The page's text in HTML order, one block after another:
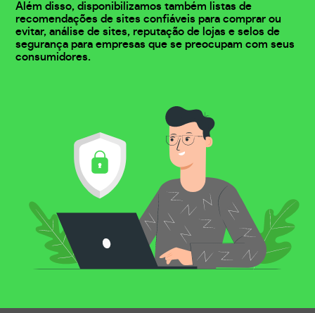
Além disso, disponibilizamos também listas de
recomendações de sites confiáveis para comprar ou
evitar, análise de sites, reputação de lojas e selos de
segurança para empresas que se preocupam com seus
consumidores.